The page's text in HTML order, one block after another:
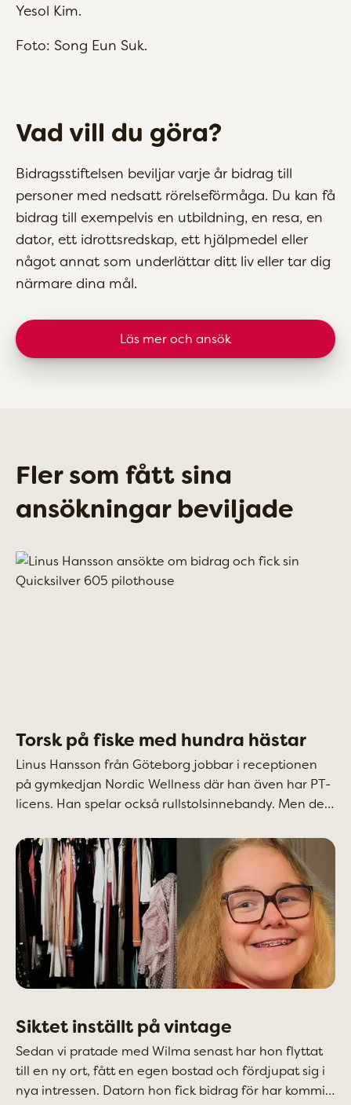
Yesol Kim.
Foto: Song Eun Suk.
Vad vill du göra?
Bidragsstiftelsen beviljar varje år bidrag till
personer med nedsatt rörelseförmåga. Du kan få
bidrag till exempelvis en utbildning, en resa, en
dator, ett idrottsredskap, ett hjälpmedel eller
något annat som underlättar ditt liv eller tar dig
närmare dina mål.
Läs mer och ansök
Fler som fått sina
ansökningar beviljade
Torsk på fiske med hundra hästar
Linus Hansson från Göteborg jobbar i receptionen
på gymkedjan Nordic Wellness där han även har PT-
licens. Han spelar också rullstolsinnebandy. Men den
gör det möjligt att komma längre ut till den
åtråvärda torsken.
Siktet inställt på vintage
Sedan vi pratade med Wilma senast har hon flyttat
till en ny ort, fått en egen bostad och fördjupat sig i
nya intressen. Datorn hon fick bidrag för har kommit